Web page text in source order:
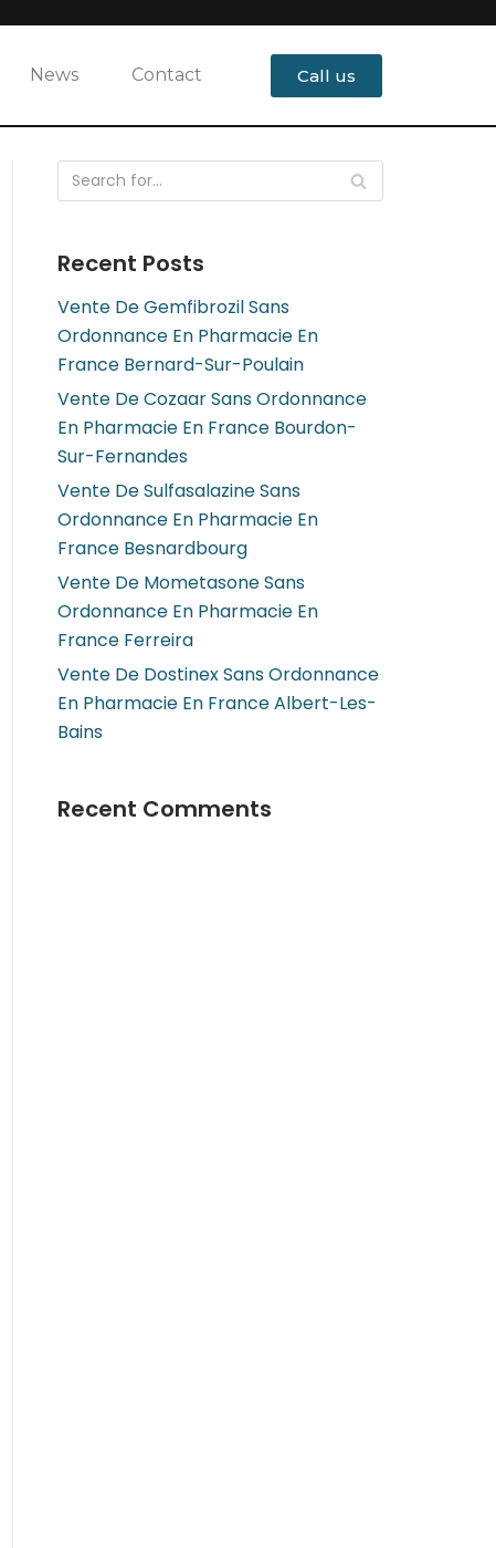
News Contact Call us
Recent Posts
Vente De Gemfibrozil Sans
Ordonnance En Pharmacie En
France Bernard-Sur-Poulain
Vente De Cozaar Sans Ordonnance
En Pharmacie En France Bourdon-
Sur-Fernandes
Vente De Sulfasalazine Sans
Ordonnance En Pharmacie En
France Besnardbourg
Vente De Mometasone Sans
Ordonnance En Pharmacie En
France Ferreira
Vente De Dostinex Sans Ordonnance
En Pharmacie En France Albert-Les-
Bains
Recent Comments